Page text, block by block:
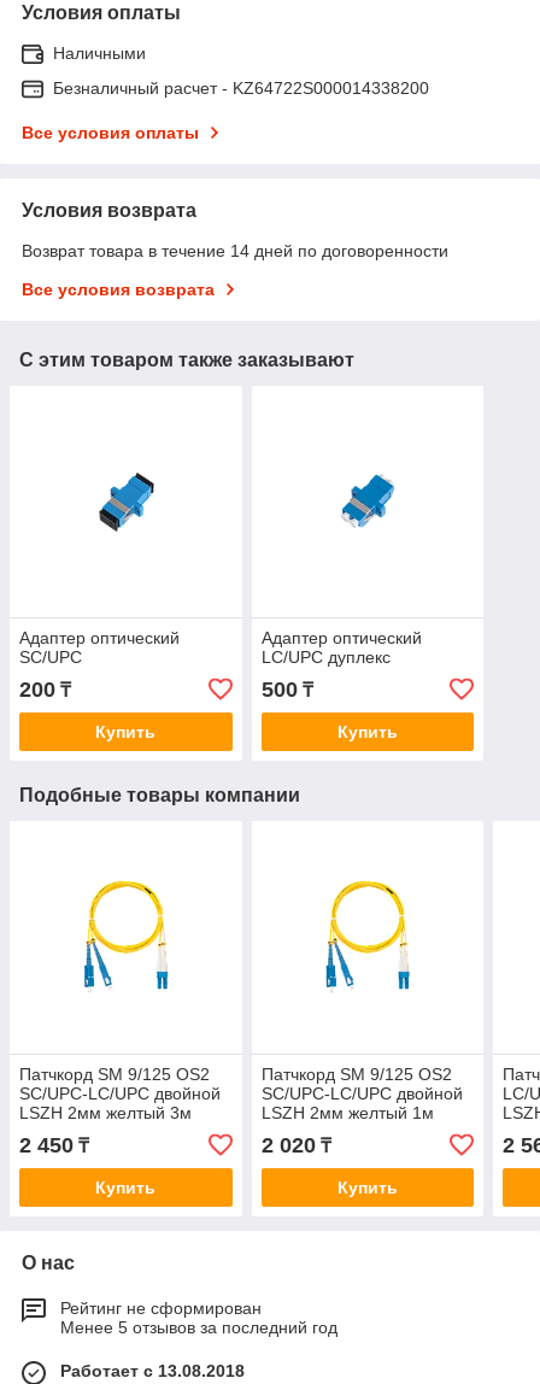
Условия оплаты
Наличными
Безналичный расчет - KZ64722S000014338200
Все условия оплаты
Условия возврата
Возврат товара в течение 14 дней по договоренности
Все условия возврата
С этим товаром также заказывают
Адаптер оптический
SC/UPC
200 ₸
Купить
Адаптер оптический
LC/UPC дуплекс
500₸
Купить
Подобные товары компании
Патчкорд SM 9/125 OS2
SC/UPC-LC/UPC двойной
LSZH 2мм желтый 3м
2 450 ₸
Купить
Патчкорд SM 9/125 OS2
SC/UPC-LC/UPC двойной
LSZH 2мм желтый 1м
2 020₸
Купить
LC/
2
О нас
Рейтинг не сформирован
Менее 5 отзывов за последний год
Работает с 13.08.2018